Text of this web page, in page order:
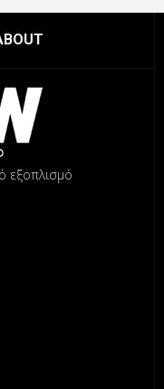
εξοπλισμό